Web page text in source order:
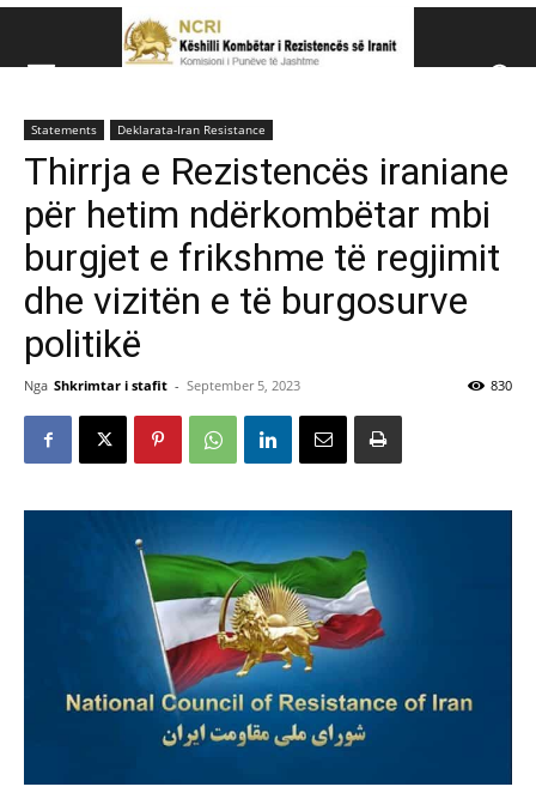
Këshillit Kombëtar të Rezistencës së Iranit (NCRI)
Statements Deklarata-Iran Resistance
Thirrja e Rezistencës iraniane
për hetim ndërkombëtar mbi
burgjet e frikshme të regjimit
dhe vizitën e të burgosurve
politikë
Nga Shkrimtar i stafit - September 5, 2023 830